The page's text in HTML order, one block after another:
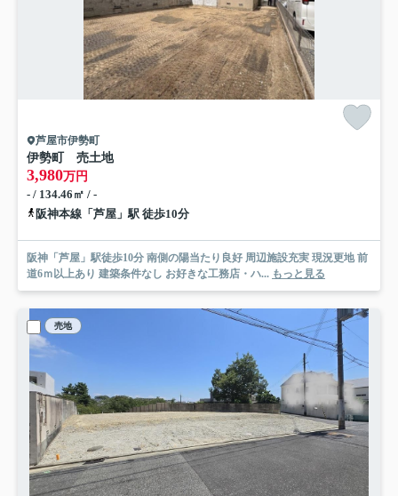
芦屋市伊勢町
伊勢町 売土地
3,980万円
- / 134.46㎡ / -
阪神本線「芦屋」駅 徒歩10分
阪神「芦屋」駅徒歩10分 南側の陽当たり良好 周辺施設充実 現況更地 前
道6ｍ以上あり 建築条件なし お好きな工務店・ハ... もっと見る
売地